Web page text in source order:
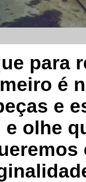
para
é
e
e olhe